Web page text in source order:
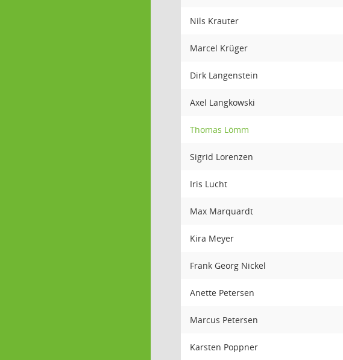
Nils Krauter
Marcel Krüger
Dirk Langenstein
Axel Langkowski
Thomas Lömm
Sigrid Lorenzen
Iris Lucht
Max Marquardt
Kira Meyer
Frank Georg Nickel
Anette Petersen
Marcus Petersen
Karsten Poppner